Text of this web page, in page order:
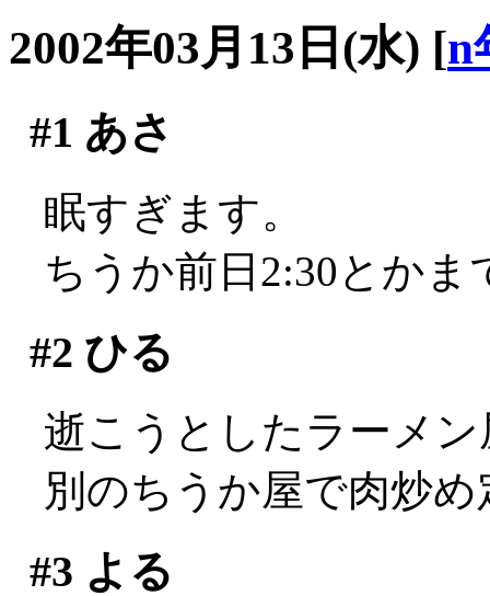
2002年03月13日(水) [n
#1 あさ
眠すぎます。
ちうか前日2:30とか
#2 ひる
逝こうとしたラーメ
別のちうか屋で肉炒
#3 よる